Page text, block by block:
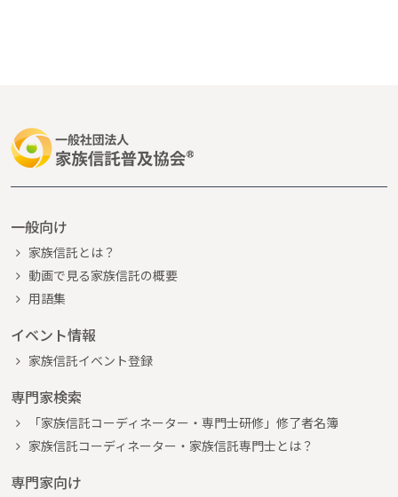
一般向け
家族信託とは？
動画で見る家族信託の概要
用語集
イベント情報
家族信託イベント登録
専門家検索
「家族信託コーディネーター・専門士研修」修了者名簿
家族信託コーディネーター・家族信託専門士とは？
専門家向け